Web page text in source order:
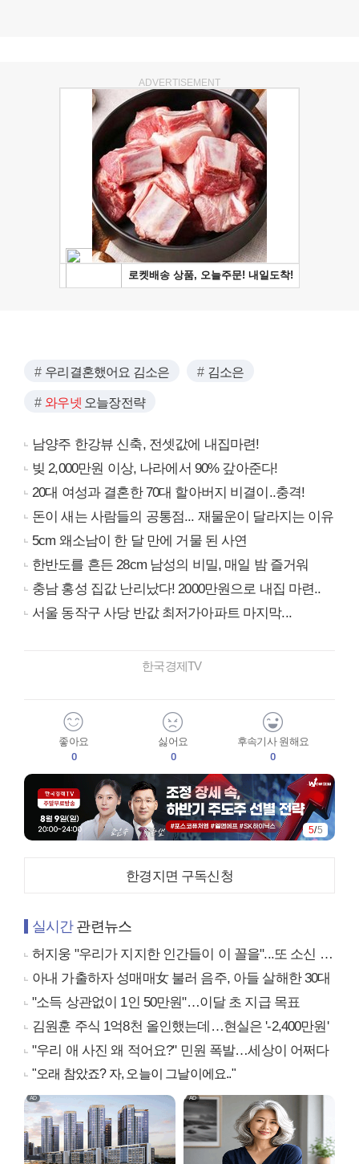
ADVERTISEMENT
우리결혼했어요 김소은 김소은
와우넷 오늘장전략
남양주 한강뷰 신축, 전셋값에 내집마련!
빚 2,000만원 이상, 나라에서 90% 갚아준다!
20대 여성과 결혼한 70대 할아버지 비결이..충격!
돈이 새는 사람들의 공통점... 재물운이 달라지는 이유
5cm 왜소남이 한 달 만에 거물 된 사연
한반도를 흔든 28cm 남성의 비밀, 매일 밤 즐거워
충남 홍성 집값 난리났다! 2000만원으로 내집 마련..
서울 동작구 사당 반값 최저가아파트 마지막...
한국경제TV
좋아요
0
싫어요
0
후속기사 원해요
0
5/5
한경지면 구독신청
실시간관련뉴스
허지웅 "우리가 지지한 인간들이 이 꼴을"...또 소신 발언
아내 가출하자 성매매女 불러 음주, 아들 살해한 30대
"소득 상관없이 1인 50만원"…이달 초 지급 목표
김원훈 주식 1억8천 올인했는데…현실은 '-2,400만원'
"우리 애 사진 왜 적어요?" 민원 폭발…세상이 어쩌다
"오래 참았죠? 자, 오늘이 그날이에요.."